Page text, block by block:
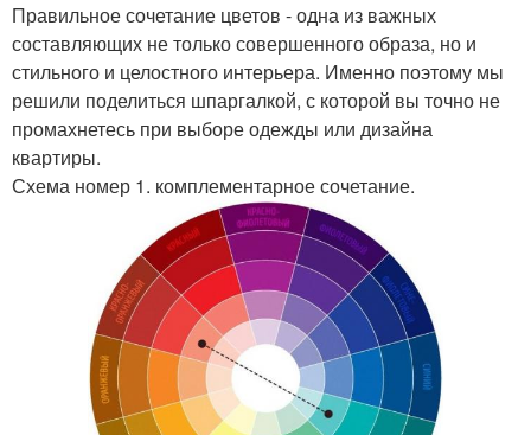
Правильное сочетание цветов - одна из важных
составляющих не только совершенного образа, но и
стильного и целостного интерьера. Именно поэтому мы
решили поделиться шпаргалкой, с которой вы точно не
промахнетесь при выборе одежды или дизайна
квартиры.
Схема номер 1. комплементарное сочетание.